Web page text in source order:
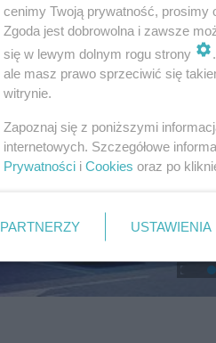
cenimy Twoją prywatność, prosimy
Zgoda jest dobrowolna i zawsze
się w lewym dolnym rogu strony
ale masz prawo sprzeciwić się
witrynie.
Zapoznaj się z poniższymi
internetowych. Szczegółowe
Prywatności i Cookies oraz po
PARTNERZY USTAWIENIA